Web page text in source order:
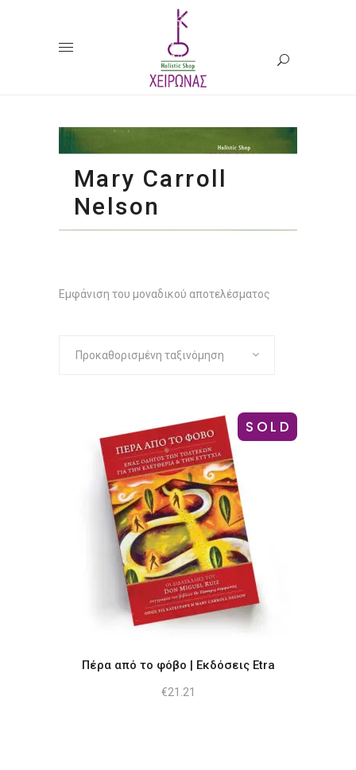
Mary Carroll
Nelson
Εμφάνιση του μοναδικού αποτελέσματος
Προκαθορισμένη ταξινόμηση
SOLD
Πέρα από το φόβο | Εκδόσεις Etra
€21.21